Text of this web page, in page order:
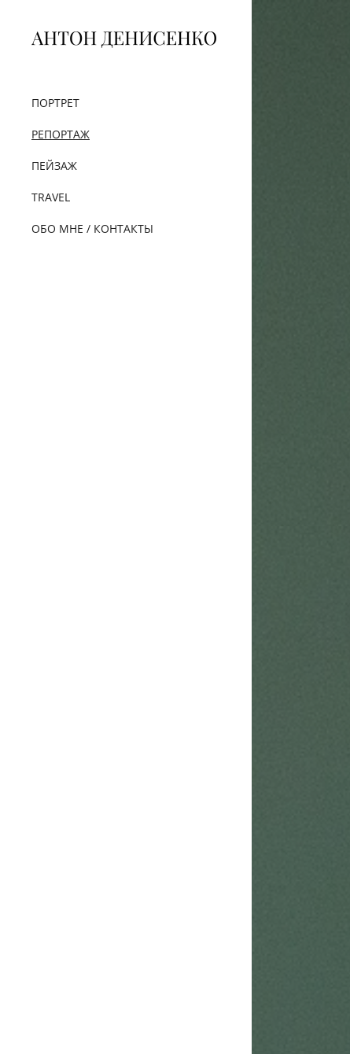
ПОРТРЕТ
РЕПОРТАЖ
ПЕЙЗАЖ
TRAVEL
ОБО МНЕ / КОНТАКТЫ